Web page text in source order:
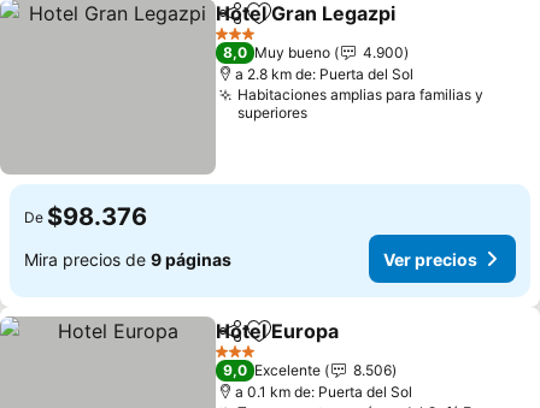
CompartirAgregar a favoritos
Hotel Gran Legazpi
3 Estrellas
8,0 Muy bueno
4.900
a 2.8 km de: Puerta del Sol
Habitaciones amplias para familias y
superiores
De $98.376
Mira precios de 9 páginas Ver precios
CompartirAgregar a favoritos
Hotel Europa
3 Estrellas
9,0 Excelente
8.506
a 0.1 km de: Puerta del Sol